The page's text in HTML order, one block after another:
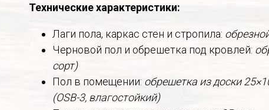
Технические характеристики:
Лаги пола, каркас стен и стропила:
Черновой пол и обрешетка под кровлей:
сорт)
Пол в помещении: обрешетка из доски
(OSB-3, влагостойкий)